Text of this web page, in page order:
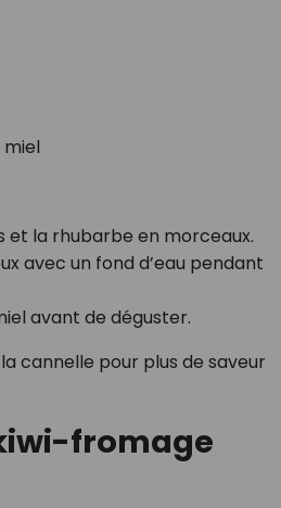
miel
et la rhubarbe en morceaux.
avec un fond d’eau pendant
avant de déguster.
cannelle pour plus de saveur
fromage